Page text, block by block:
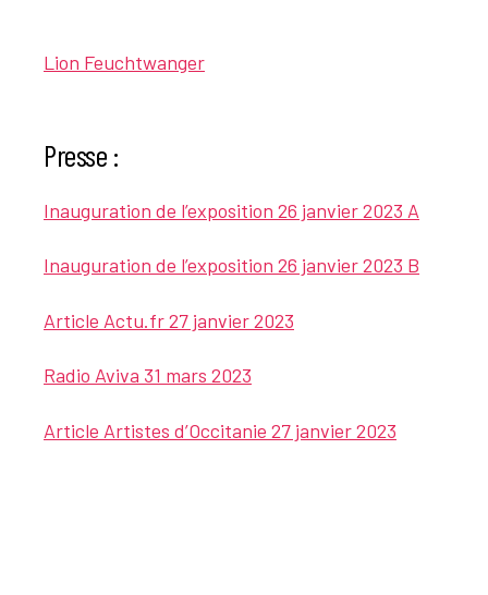
Lion Feuchtwanger
Presse :
Inauguration de l’exposition 26 janvier 2023 A
Inauguration de l’exposition 26 janvier 2023 B
Article Actu.fr 27 janvier 2023
Radio Aviva 31 mars 2023
Article Artistes d’Occitanie 27 janvier 2023